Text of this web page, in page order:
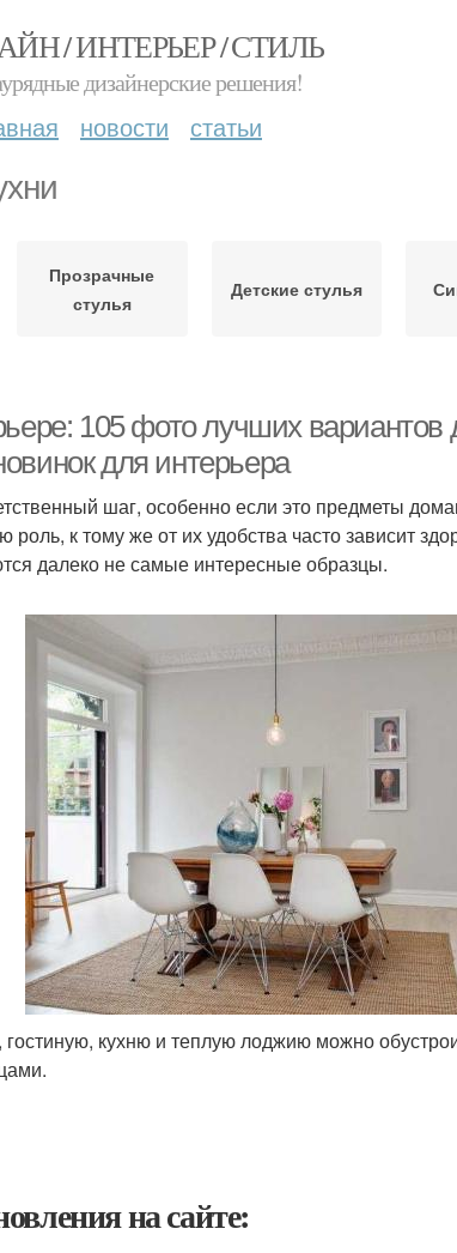
/ ИНТЕРЬЕР / СТИЛЬ
дизайнерские решения!
новости статьи
Прозрачные
стулья
Детские стулья
105 фото лучших вариантов
для интерьера
шаг, особенно если это предметы
роль, к тому же от их удобства часто зависит
далеко не самые интересные образцы.
гостиную, кухню и теплую лоджию можно
на сайте: